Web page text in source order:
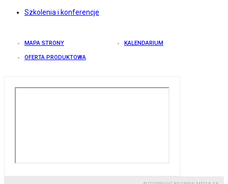
Szkolenia i konferencje
MAPA STRONY KALENDARIUM
OFERTA PRODUKTOWA